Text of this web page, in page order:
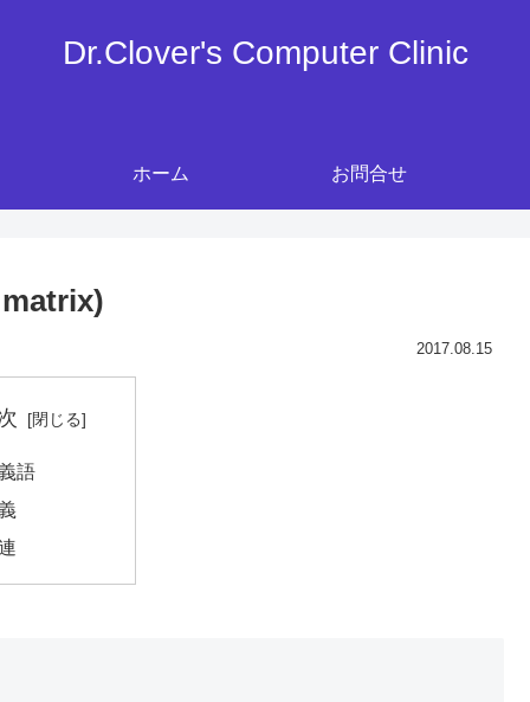
Dr.Clover's Computer Clinic
ホーム お問合せ
2017.08.15
語